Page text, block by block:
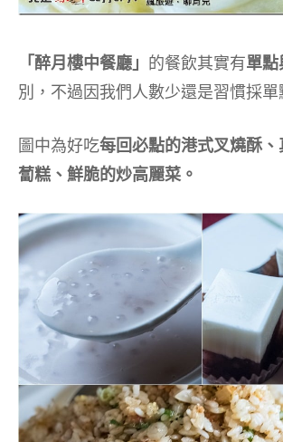
「醉月樓中餐廳」 的餐飲其實有單點
別，不過因我們人數少還是習慣採單
圖中為好吃每回必點的港式叉燒酥
蔔糕、鮮脆的炒高麗菜。